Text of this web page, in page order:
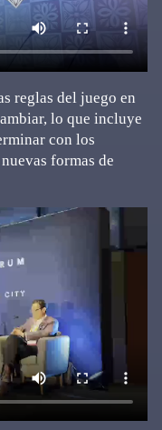
reglas del juego en
lo que incluye
con los
formas de